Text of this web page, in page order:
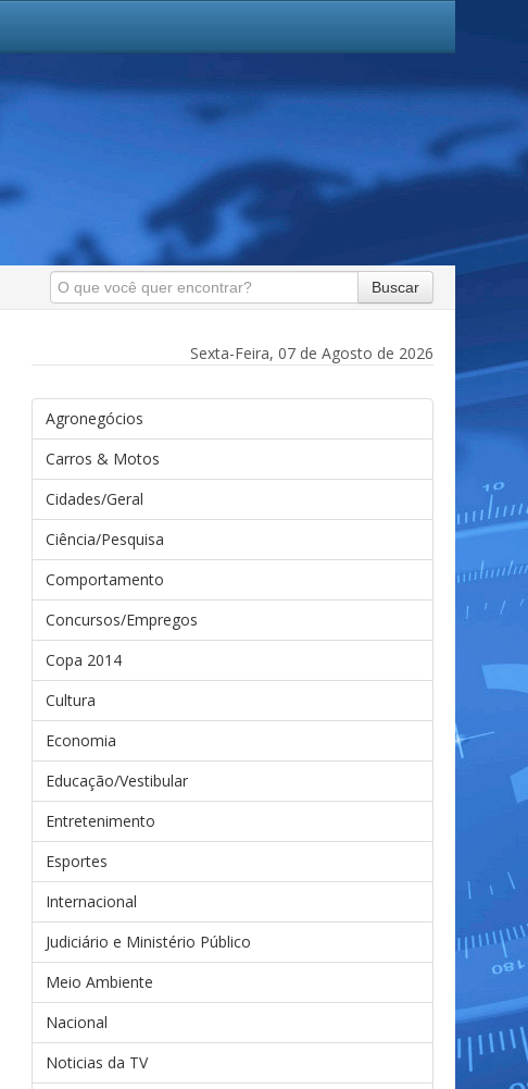
Buscar
Sexta-Feira, 07 de Agosto de 2026
Agronegócios
Carros & Motos
Cidades/Geral
Ciência/Pesquisa
Comportamento
Concursos/Empregos
Copa 2014
Cultura
Economia
Educação/Vestibular
Entretenimento
Esportes
Internacional
Judiciário e Ministério Público
Meio Ambiente
Nacional
Noticias da TV